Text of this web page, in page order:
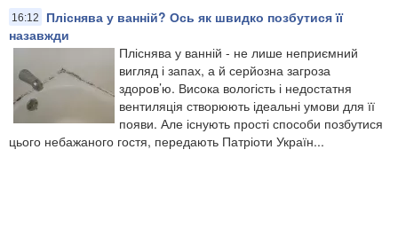
16:12
Пліснява у ванній? Ось як швидко позбутися її
назавжди
Пліснява у ванній - не лише неприємний
вигляд і запах, а й серйозна загроза
здоров’ю. Висока вологість і недостатня
вентиляція створюють ідеальні умови для її
появи. Але існують прості способи позбутися
цього небажаного гостя, передають Патріоти Україн...